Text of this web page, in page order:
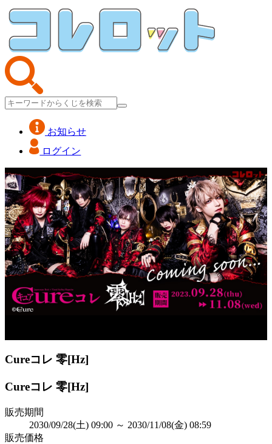
お知らせ
ログイン
Cureコレ 零[Hz]
Cureコレ 零[Hz]
販売期間
2030/09/28(土) 09:00 ～ 2030/11/08(金) 08:59
販売価格